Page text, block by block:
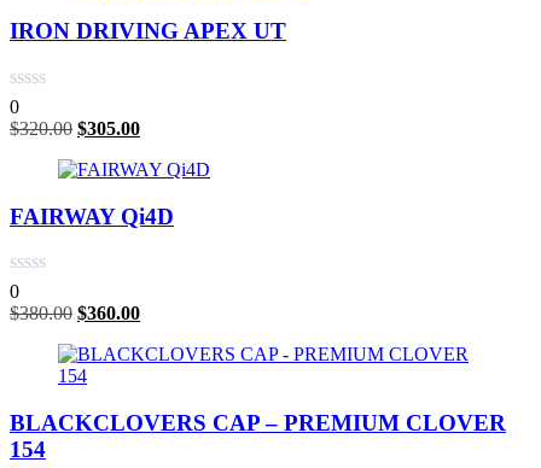
IRON DRIVING APEX UT
0
$320.00 $305.00
FAIRWAY Qi4D
0
$380.00 $360.00
BLACKCLOVERS CAP – PREMIUM CLOVER
154